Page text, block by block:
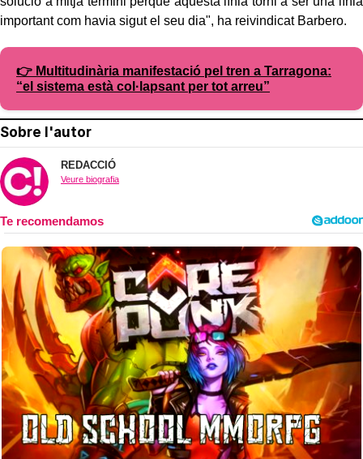
important com havia sigut el seu dia", ha reivindicat Barbero.
👉 Multitudinària manifestació pel tren a Tarragona:
“el sistema està col·lapsant per tot arreu”
Sobre l'autor
REDACCIÓ
Veure biografia